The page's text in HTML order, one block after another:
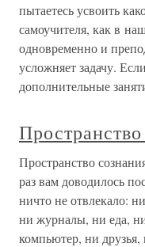
пытаетесь усвоить
самоучителя, как в
одновременно и
усложняет задачу.
дополнительные
Пространство
раз вам доводилось
ничто не отвлекало:
ни журналы, ни еда,
компьютер, ни